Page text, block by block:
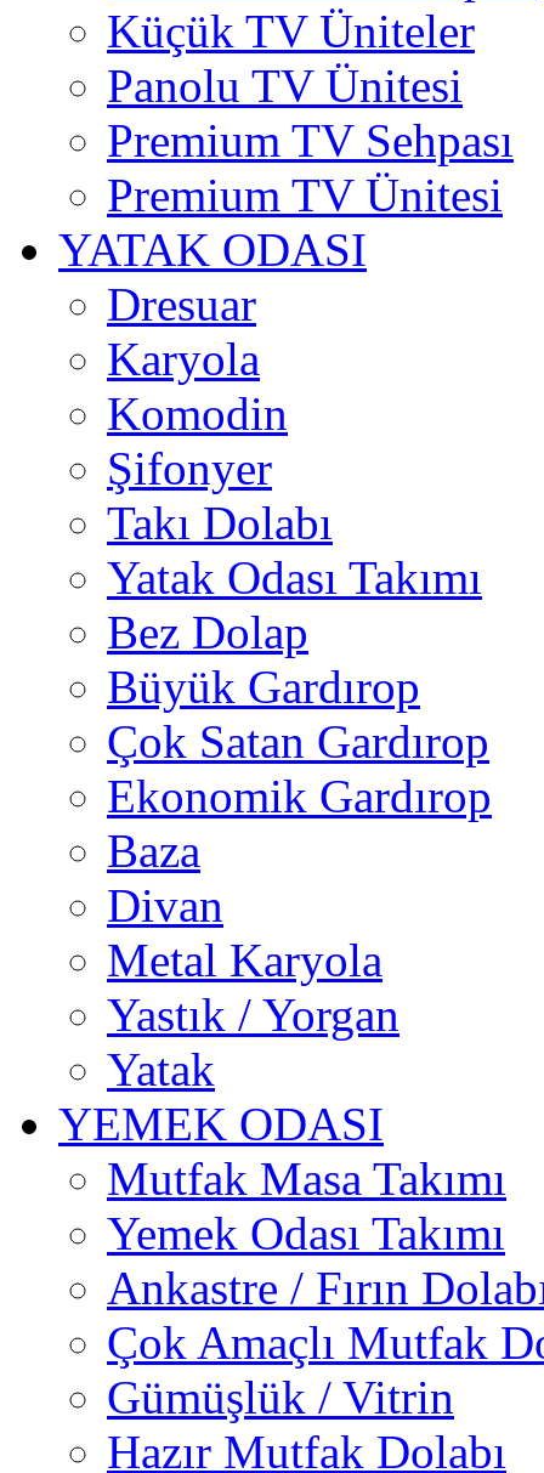
Küçük TV Üniteler
Panolu TV Ünitesi
Premium TV Sehpası
Premium TV Ünitesi
YATAK ODASI
Dresuar
Karyola
Komodin
Şifonyer
Takı Dolabı
Yatak Odası Takımı
Bez Dolap
Büyük Gardırop
Çok Satan Gardırop
Ekonomik Gardırop
Baza
Divan
Metal Karyola
Yastık / Yorgan
Yatak
YEMEK ODASI
Mutfak Masa Takımı
Yemek Odası Takımı
Ankastre / Fırın
Çok Amaçlı Mutfak
Gümüşlük / Vitrin
Hazır Mutfak Dolabı